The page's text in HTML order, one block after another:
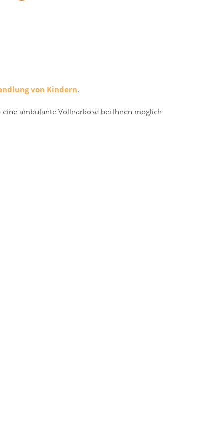
von Kindern.
ambulante Vollnarkose bei Ihnen möglich